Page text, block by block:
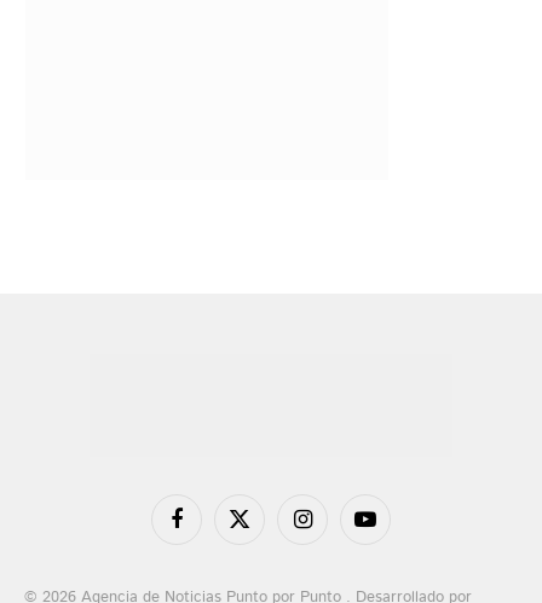
FacebookX
InstagramYouTube
© 2026 Agencia de Noticias Punto por Punto . Desarrollado por